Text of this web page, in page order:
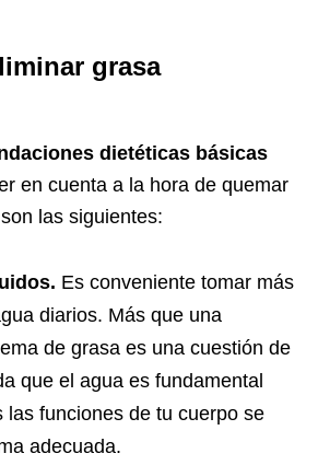
grasa
dietéticas básicas
en cuenta a la hora de quemar
las siguientes:
Es conveniente tomar más
diarios. Más que una
de grasa es una cuestión de
que el agua es fundamental
las funciones de tu cuerpo se
adecuada.